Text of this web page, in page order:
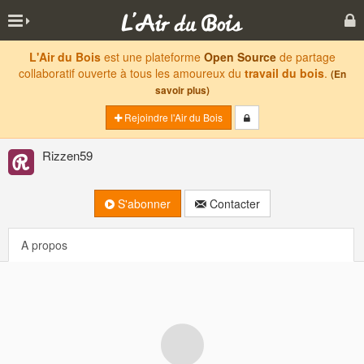
L'Air du Boisest une plateforme Open Sourcede partage
collaboratif ouverte à tous les amoureux du travail du bois. (En
savoir plus)
Rejoindre l'Air du Bois
Rizzen59
S'abonner Contacter
A propos